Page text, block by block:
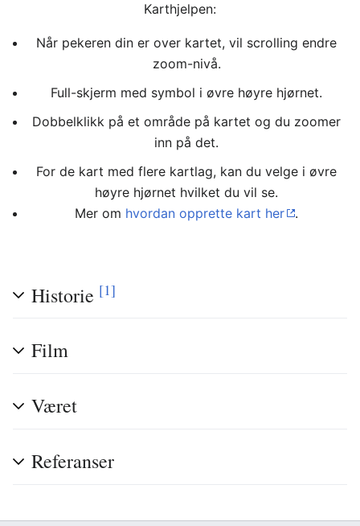
Karthjelpen:
Når pekeren din er over kartet, vil scrolling endre
zoom-nivå.
Full-skjerm med symbol i øvre høyre hjørnet.
Dobbelklikk på et område på kartet og du zoomer
inn på det.
For de kart med flere kartlag, kan du velge i øvre
høyre hjørnet hvilket du vil se.
Mer om hvordan opprette kart her .
Historie [1]
Film
Været
Referanser